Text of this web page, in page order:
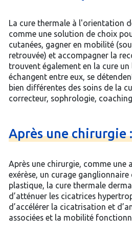
La cure thermale à l'orientation
comme une solution de choix
cutanées, gagner en mobilité
retrouvée) et accompagner la
trouvent également en la cure
échangent entre eux, se
bien différentes des soins de la
correcteur, sophrologie,
Aprèsunechirurgie
Après une chirurgie, comme une
exérèse, un curage
plastique, la cure thermale
d’atténuer les cicatrices
d’accélérer la cicatrisation et
associées et la mobilité